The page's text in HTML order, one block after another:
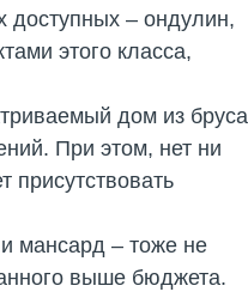
доступных – ондулин,
этого класса,
дом из бруса
При этом, нет ни
присутствовать
мансард – тоже не
выше бюджета.